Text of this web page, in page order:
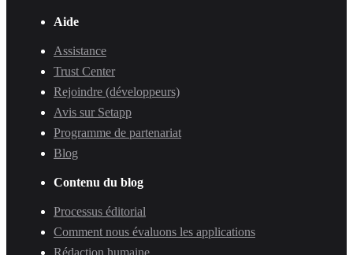
Aide
Assistance
Trust Center
Rejoindre (développeurs)
Avis sur Setapp
Programme de partenariat
Blog
Contenu du blog
Processus éditorial
Comment nous évaluons les applications
Rédaction humaine